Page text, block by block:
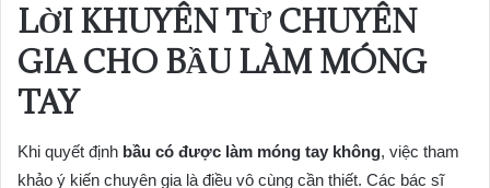
LỜI KHUYÊN TỪ CHUYÊN
GIA CHO BẦU LÀM MÓNG
TAY
Khi quyết định bầu có được làm móng tay không, việc tham
khảo ý kiến chuyên gia là điều vô cùng cần thiết. Các bác sĩ